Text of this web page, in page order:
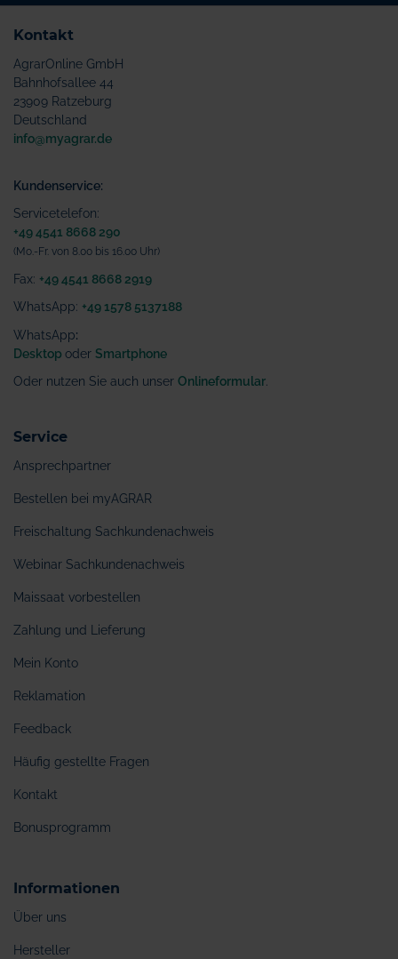
Kontakt
AgrarOnline GmbH
Bahnhofsallee 44
23909 Ratzeburg
Deutschland
info@myagrar.de
Kundenservice:
Servicetelefon:
+49 4541 8668 290
(Mo.-Fr. von 8.00 bis 16.00 Uhr)
Fax: +49 4541 8668 2919
WhatsApp: +49 1578 5137188
WhatsApp:
Desktop oder Smartphone
Oder nutzen Sie auch unser Onlineformular
Service
Ansprechpartner
Bestellen bei myAGRAR
Freischaltung Sachkundenachweis
Webinar Sachkundenachweis
Maissaat vorbestellen
Zahlung und Lieferung
Mein Konto
Reklamation
Feedback
Häufig gestellte Fragen
Kontakt
Bonusprogramm
Informationen
Über uns
Hersteller